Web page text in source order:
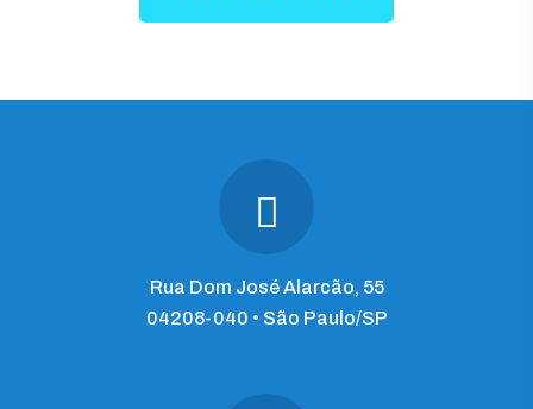
Rua Dom José Alarcão, 55
04208-040 • São Paulo/SP